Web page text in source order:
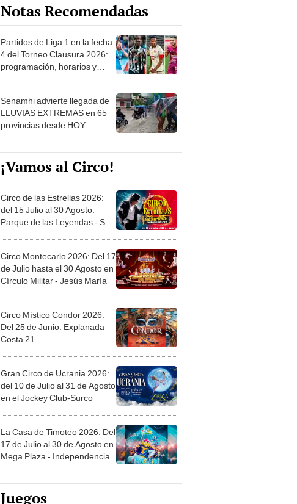
Notas Recomendadas
Partidos de Liga 1 en la fecha
4 del Torneo Clausura 2026:
programación, horarios y
Senamhi advierte llegada de
LLUVIAS EXTREMAS en 65
provincias desde HOY
¡Vamos al Circo!
Circo de las Estrellas 2026:
del 15 Julio al 30 Agosto.
Parque de las Leyendas - San
Circo Montecarlo 2026: Del 17
de Julio hasta el 30 Agosto en
Círculo Militar - Jesús María
Circo Místico Condor 2026:
Del 25 de Junio. Explanada
Costa 21
Gran Circo de Ucrania 2026:
del 10 de Julio al 31 de Agosto
en el Jockey Club-Surco
La Casa de Timoteo 2026: Del
17 de Julio al 30 de Agosto en
Mega Plaza - Independencia
Juegos